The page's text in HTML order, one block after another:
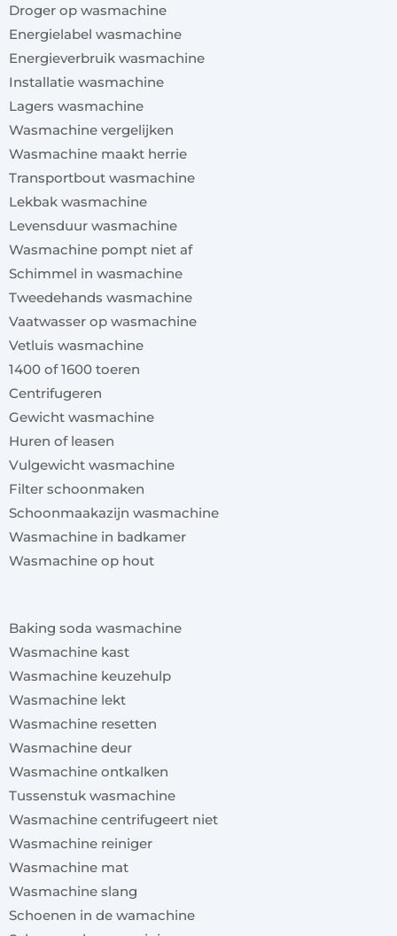
Droger op wasmachine
Energielabel wasmachine
Energieverbruik wasmachine
Installatie wasmachine
Lagers wasmachine
Wasmachine vergelijken
Wasmachine maakt herrie
Transportbout wasmachine
Lekbak wasmachine
Levensduur wasmachine
Wasmachine pompt niet af
Schimmel in wasmachine
Tweedehands wasmachine
Vaatwasser op wasmachine
Vetluis wasmachine
1400 of 1600 toeren
Centrifugeren
Gewicht wasmachine
Huren of leasen
Vulgewicht wasmachine
Filter schoonmaken
Schoonmaakazijn wasmachine
Wasmachine in badkamer
Wasmachine op hout
Baking soda wasmachine
Wasmachine kast
Wasmachine keuzehulp
Wasmachine lekt
Wasmachine resetten
Wasmachine deur
Wasmachine ontkalken
Tussenstuk wasmachine
Wasmachine centrifugeert niet
Wasmachine reiniger
Wasmachine mat
Wasmachine slang
Schoenen in de wamachine